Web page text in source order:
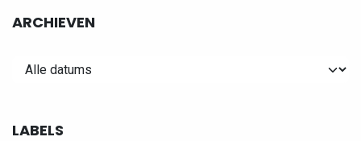
ARCHIEVEN
LABELS